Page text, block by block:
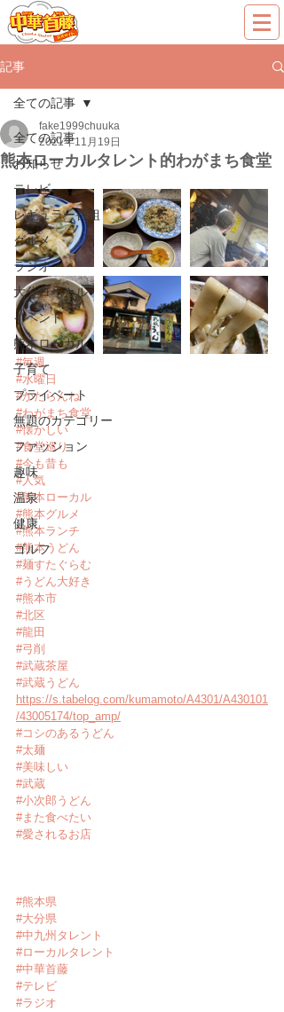
記事
全ての記事
お知らせ
テレビ
レギュラー番組
グルメ
ラジオ
大分ローカル
イベント
熊本ローカル
子育て
プライベート
無題のカテゴリー
ファッション
趣味
温泉
健康
ゴルフ
全ての記事
熊本ローカルタレント的わがまち食堂
fake1999chuuka
2021年11月19日
#毎週
#水曜日
#かたらんね
#わがまち食堂
#懐かしい
#食堂巡り
#今も昔も
#人気
#熊本ローカル
#熊本グルメ
#熊本ランチ
#熊本うどん
#麺すたぐらむ
#うどん大好き
#熊本市
#北区
#龍田
#弓削
#武蔵茶屋
#武蔵うどん
https://s.tabelog.com/kumamoto/A4301/A430101
/43005174/top_amp/
#コシのあるうどん
#太麺
#美味しい
#武蔵
#小次郎うどん
#また食べたい
#愛されるお店
#熊本県
#大分県
#中九州タレント
#ローカルタレント
#中華首藤
#テレビ
#ラジオ